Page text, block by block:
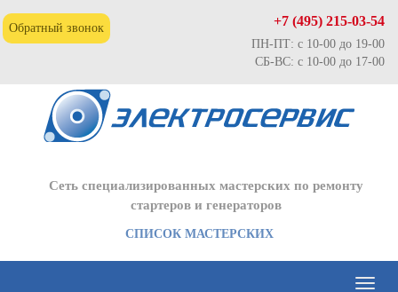
Обратный звонок +7 (495) 215-03-54
ПН-ПТ: с 10-00 до 19-00
СБ-ВС: с 10-00 до 17-00
Сеть специализированных мастерских по ремонту
стартеров и генераторов
СПИСОК МАСТЕРСКИХ
Toggle